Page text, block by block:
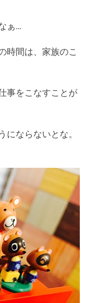
ぁ…
時間は、家族のこ
事をこなすことが
ならないとな。